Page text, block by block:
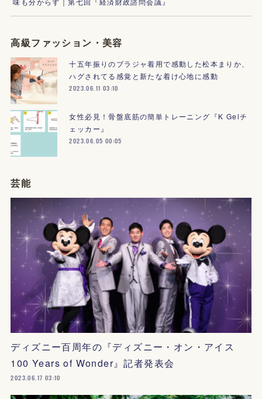
高級ファッション・美容
十五年振りのブラジャ着用で感動した松本まりか、
ハグされてる感覚と新たな着け心地に感動
2023.06.11 03:10
女性必見！骨盤底筋の簡単トレーニング『K Gelチ
ェッカー』
2023.06.05 00:05
芸能
ディズニー百周年の『ディズニー・オン・アイス
100 Years of Wonder』記者発表会
2023.06.17 03:10